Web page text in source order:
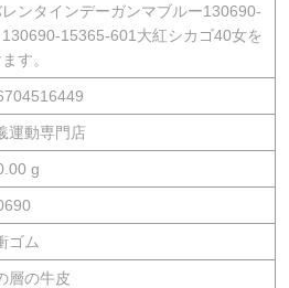
レンタインデーガンマブルー130690-
15365-601大紅シカゴ40女を
す。
運動専門店
g
ゴム
層の牛皮